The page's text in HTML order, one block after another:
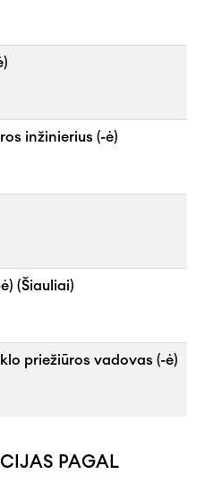
inžinierius (-ė)
(Šiauliai)
priežiūros vadovas (-ė)
PAGAL